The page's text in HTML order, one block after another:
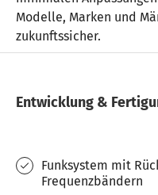
Modelle, Marken und
zukunftssicher.
Entwicklung &
Funksystem mit
Frequenzbändern